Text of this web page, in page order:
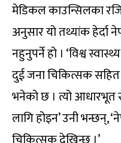
मेडिकल काउन्सिलका
अनुसार यो तथ्यांक हेर्दा
नहुनुपर्ने हो । ‘विश्व
दुई जना चिकित्सक सहित
भनेको छ । त्यो आधारभूत
लागि होइन’ उनी भन्छन्,